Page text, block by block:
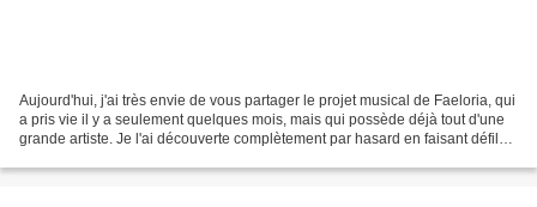
Aujourd'hui, j'ai très envie de vous partager le projet musical de Faeloria, qui
a pris vie il y a seulement quelques mois, mais qui possède déjà tout d'une
grande artiste. Je l'ai découverte complètement par hasard en faisant défiler